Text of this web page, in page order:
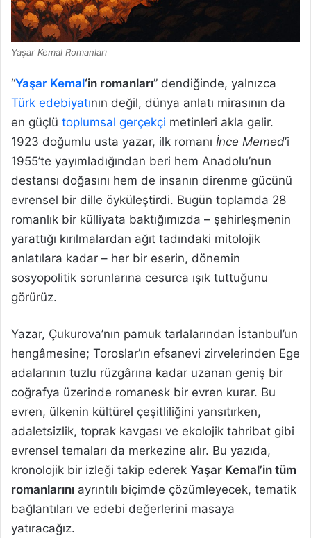
Yaşar Kemal Romanları
“Yaşar Kemal‘in romanları” dendiğinde, yalnızca
Türk edebiyatının değil, dünya anlatı mirasının da
en güçlü toplumsal gerçekçi metinleri akla gelir.
1923 doğumlu usta yazar, ilk romanı İnce Memed’i
1955’te yayımladığından beri hem Anadolu’nun
destansı doğasını hem de insanın direnme gücünü
evrensel bir dille öyküleştirdi. Bugün toplamda 28
romanlık bir külliyata baktığımızda – şehirleşmenin
yarattığı kırılmalardan ağıt tadındaki mitolojik
anlatılara kadar – her bir eserin, dönemin
sosyopolitik sorunlarına cesurca ışık tuttuğunu
görürüz.
Yazar, Çukurova’nın pamuk tarlalarından İstanbul’un
hengâmesine; Toroslar’ın efsanevi zirvelerinden Ege
adalarının tuzlu rüzgârına kadar uzanan geniş bir
coğrafya üzerinde romanesk bir evren kurar. Bu
evren, ülkenin kültürel çeşitliliğini yansıtırken,
adaletsizlik, toprak kavgası ve ekolojik tahribat gibi
evrensel temaları da merkezine alır. Bu yazıda,
kronolojik bir izleği takip ederek Yaşar Kemal’in tüm
romanlarını ayrıntılı biçimde çözümleyecek, tematik
bağlantıları ve edebi değerlerini masaya
yatıracağız.